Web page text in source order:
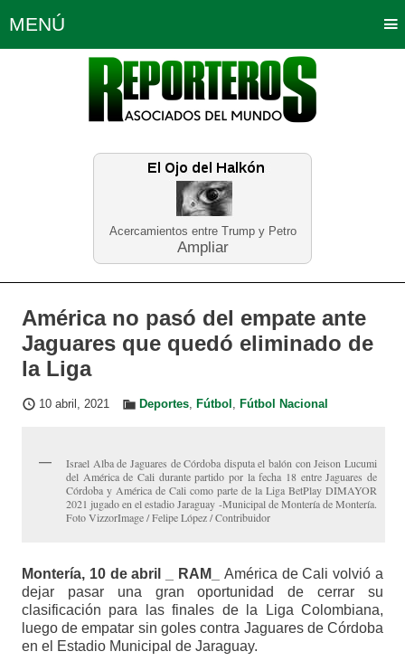
Acercamientos entre Trump y Petro
Ampliar
MENÚ
Política Opinión Bogotá
Planeta Tierra Deportes
Educación Neira
América no pasó del empate ante
Jaguares que quedó eliminado de
la Liga
10 abril, 2021 Deportes, Fútbol , Fútbol Nacional
Israel Alba de Jaguares de Córdoba disputa el balón con Jeison Lucumi
del América de Cali durante partido por la fecha 18 entre Jaguares de
Córdoba y América de Cali como parte de la Liga BetPlay DIMAYOR
2021 jugado en el estadio Jaraguay -Municipal de Montería de Montería.
Foto VizzorImage / Felipe López / Contribuidor
Montería, 10 de abril _ RAM_ América de Cali volvió a
dejar pasar una gran oportunidad de cerrar su
clasificación para las finales de la Liga Colombiana,
luego de empatar sin goles contra Jaguares de Córdoba
en el Estadio Municipal de Jaraguay.